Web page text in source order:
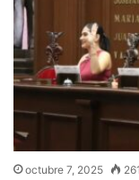
octubre 7, 2025 261